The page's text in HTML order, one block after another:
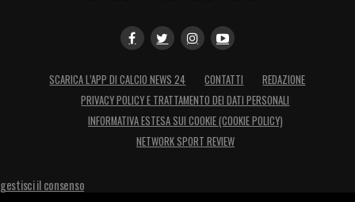
SCARICA L’APP DI CALCIO NEWS 24 CONTATTI
REDAZIONE
PRIVACY POLICY E TRATTAMENTO DEI DATI PERSONALI
INFORMATIVA ESTESA SUI COOKIE (COOKIE POLICY)
NETWORK SPORT REVIEW
gestisci il consenso